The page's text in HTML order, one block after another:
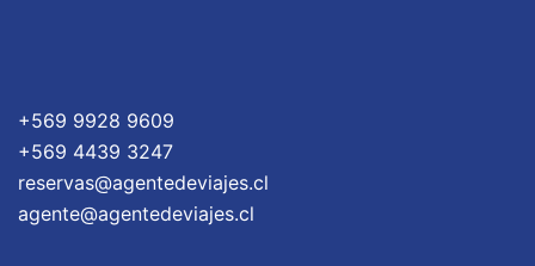
+569 9928 9609
+569 4439 3247
reservas@agentedeviajes.cl
agente@agentedeviajes.cl